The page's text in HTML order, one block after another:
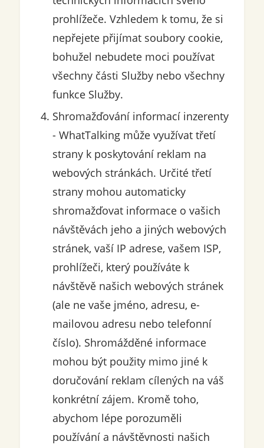
prohlížeče. Vzhledem k tomu, že si
nepřejete přijímat soubory cookie,
bohužel nebudete moci používat
všechny části Služby nebo všechny
funkce Služby.
Shromažďování informací inzerenty
- WhatTalking může využívat třetí
strany k poskytování reklam na
webových stránkách. Určité třetí
strany mohou automaticky
shromažďovat informace o vašich
návštěvách jeho a jiných webových
stránek, vaší IP adrese, vašem ISP,
prohlížeči, který používáte k
návštěvě našich webových stránek
(ale ne vaše jméno, adresu, e-
mailovou adresu nebo telefonní
číslo). Shromážděné informace
mohou být použity mimo jiné k
doručování reklam cílených na váš
konkrétní zájem. Kromě toho,
abychom lépe porozuměli
používání a návštěvnosti našich